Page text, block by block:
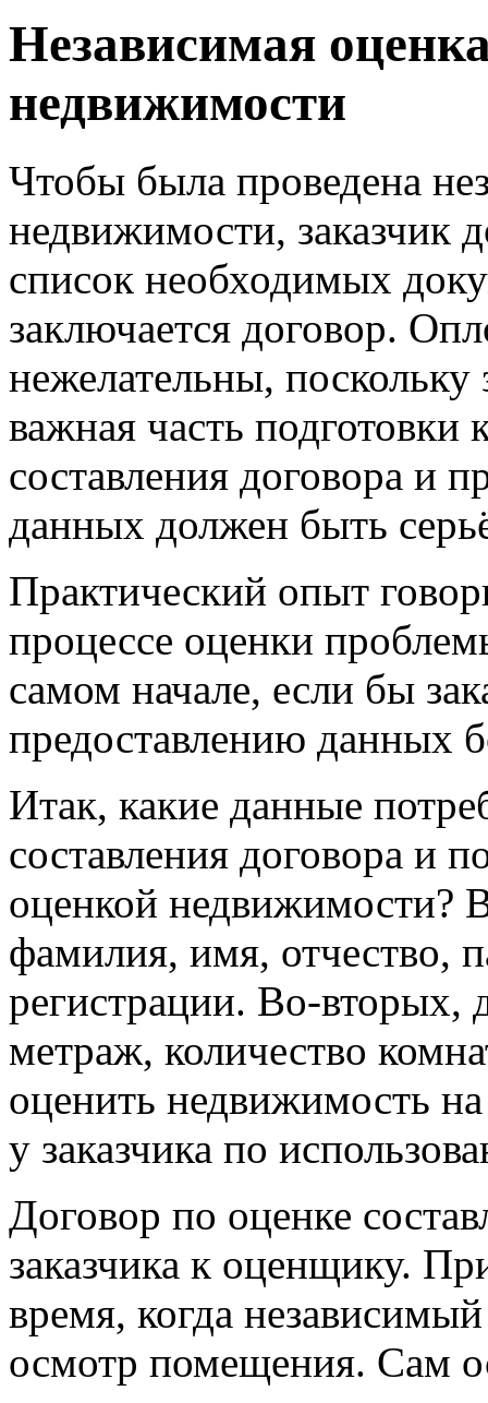
Независимая
недвижимости
Чтобы была проведена
недвижимости, заказчик
список необходимых
заключается договор.
нежелательны,
важная часть подготовки
составления договора и
данных должен быть
Практический опыт
процессе оценки
самом начале, если бы
предоставлению данных
Итак, какие данные
составления договора и
оценкой недвижимости?
фамилия, имя, отчество,
регистрации. Во-вторых,
метраж, количество
оценить недвижимость
у заказчика по
Договор по оценке
заказчика к оценщику.
время, когда
осмотр помещения. Сам